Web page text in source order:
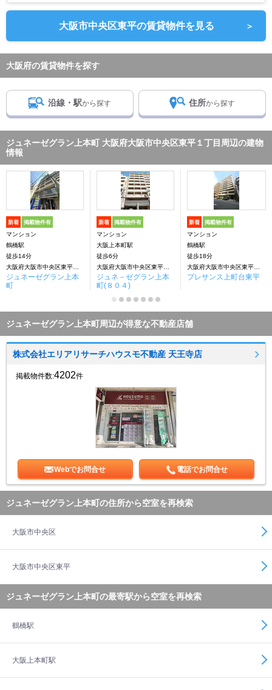
大阪市中央区東平の賃貸物件を見る ＞
大阪府の賃貸物件を探す
沿線・駅から探す 住所から探す
ジュネーゼグラン上本町 大阪府大阪市中央区東平１丁目周辺の建物
情報
新着 掲載物件有
マンション
鶴橋駅
徒歩14分
ジュネーゼグラン上本
町
新着 掲載物件有
マンション
大阪上本町駅
徒歩6分
ジュネ－ゼグラン上本
町(８０４)
新着 掲載物件有
マンション
鶴橋駅
徒歩18分
プレサンス上町台東平
ジュネーゼグラン上本町周辺が得意な不動産店舗
株式会社エリアリサーチハウスモ不動産 天王寺店
掲載物件数:4202件
Webでお問合せ 電話でお問合せ
ジュネーゼグラン上本町の住所から空室を再検索
大阪市中央区
大阪市中央区東平
ジュネーゼグラン上本町の最寄駅から空室を再検索
鶴橋駅
大阪上本町駅